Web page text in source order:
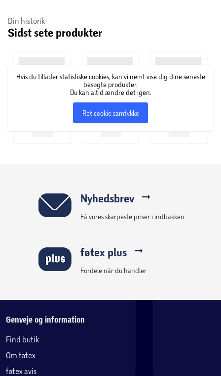
Din historik
Sidst sete produkter
Hvis du tillader statistiske cookies, kan vi nemt vise dig dine seneste
besøgte produkter.
Du kan altid ændre det igen.
Ret cookie samtykke
Nyhedsbrev
Få vores skarpeste priser i indbakken
føtex plus
Fordele når du handler
Genveje og information
Find butik
Om føtex
føtex avis